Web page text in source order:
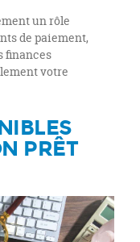
un rôle
de paiement,
finances
votre
PRÊT